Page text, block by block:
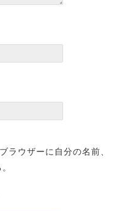
ラウザーに自分の名前、